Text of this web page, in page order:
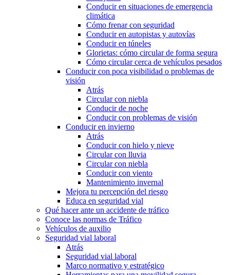
Conducir en situaciones de emergencia
climática
Cómo frenar con seguridad
Conducir en autopistas y autovías
Conducir en túneles
Glorietas: cómo circular de forma segura
Cómo circular cerca de vehículos pesados
Conducir con poca visibilidad o problemas de
visión
Atrás
Circular con niebla
Conducir de noche
Conducir con problemas de visión
Conducir en invierno
Atrás
Conducir con hielo y nieve
Circular con lluvia
Circular con niebla
Conducir con viento
Mantenimiento invernal
Mejora tu percepción del riesgo
Educa en seguridad vial
Qué hacer ante un accidente de tráfico
Conoce las normas de Tráfico
Vehículos de auxilio
Seguridad vial laboral
Atrás
Seguridad vial laboral
Marco normativo y estratégico